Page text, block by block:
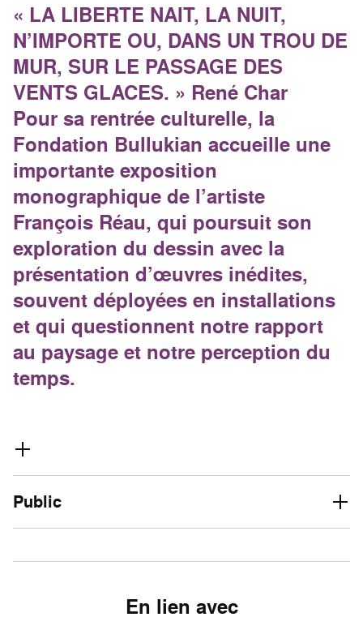
« LA LIBERTE NAIT, LA NUIT,
N’IMPORTE OU, DANS UN TROU DE
MUR, SUR LE PASSAGE DES
VENTS GLACES. » René Char
Pour sa rentrée culturelle, la
Fondation Bullukian accueille une
importante exposition
monographique de l’artiste
François Réau, qui poursuit son
exploration du dessin avec la
présentation d’œuvres inédites,
souvent déployées en installations
et qui questionnent notre rapport
au paysage et notre perception du
temps.
Public
En lien avec